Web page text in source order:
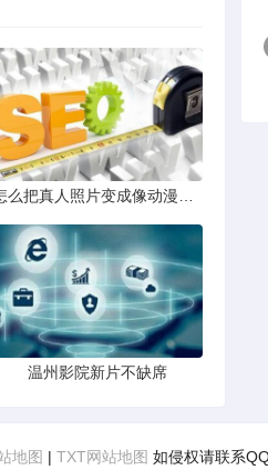
温州影院新片不缺席
地图 | TXT网站地图 如侵权请联系